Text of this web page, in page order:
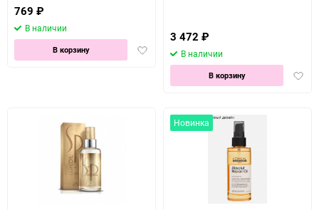
769 ₽
В наличии
Добавить
В корзину
3 472 ₽
В наличии
В корзину
Новинка